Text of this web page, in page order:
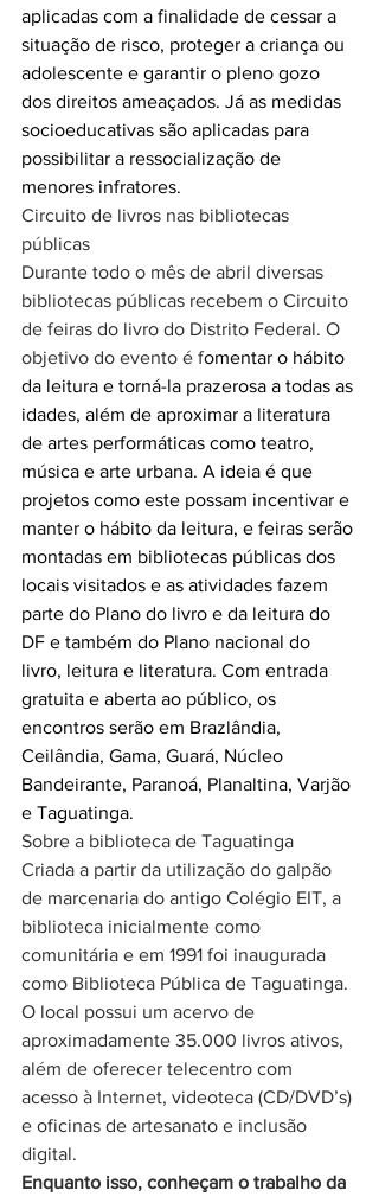
aplicadas com a finalidade de cessar a
situação de risco, proteger a criança ou
adolescente e garantir o pleno gozo
dos direitos ameaçados. Já as medidas
socioeducativas são aplicadas para
possibilitar a ressocialização de
menores infratores.
Circuito de livros nas bibliotecas
públicas
Durante todo o mês de abril diversas
bibliotecas públicas recebem o Circuito
de feiras do livro do Distrito Federal. O
objetivo do evento é fomentar o hábito
da leitura e torná-la prazerosa a todas as
idades, além de aproximar a literatura
de artes performáticas como teatro,
música e arte urbana. A ideia é que
projetos como este possam incentivar e
manter o hábito da leitura, e feiras serão
montadas em bibliotecas públicas dos
locais visitados e as atividades fazem
parte do Plano do livro e da leitura do
DF e também do Plano nacional do
livro, leitura e literatura. Com entrada
gratuita e aberta ao público, os
encontros serão em Brazlândia,
Ceilândia, Gama, Guará, Núcleo
Bandeirante, Paranoá, Planaltina, Varjão
e Taguatinga.
Sobre a biblioteca de Taguatinga
Criada a partir da utilização do galpão
de marcenaria do antigo Colégio EIT, a
biblioteca inicialmente como
comunitária e em 1991 foi inaugurada
como Biblioteca Pública de Taguatinga.
O local possui um acervo de
aproximadamente 35.000 livros ativos,
além de oferecer telecentro com
acesso à Internet, videoteca (CD/DVD’s)
e oficinas de artesanato e inclusão
digital.
Enquanto isso, conheçam o trabalho da